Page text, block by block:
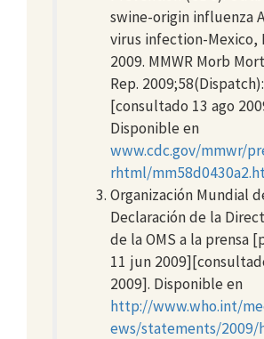
swine-origin influenza
virus infection-Mexico,
2009. MMWR Morb
Rep.
[consultado 13 ago
Disponible en
www.cdc.gov/mmwr/
rhtml/
Organización Mundial
Declaración de la
de la OMS a la prensa
11 jun
2009]. Disponible en
http://www.who.int/
ews/statements/2009/